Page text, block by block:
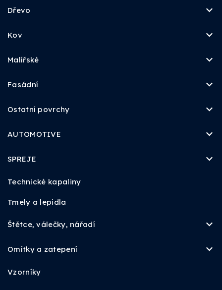
Dřevo
Kov
Malířské
Fasádní
Ostatní povrchy
AUTOMOTIVE
SPREJE
Technické kapaliny
Tmely a lepidla
Štětce, válečky, nářadí
Omítky a zatepení
Vzorníky